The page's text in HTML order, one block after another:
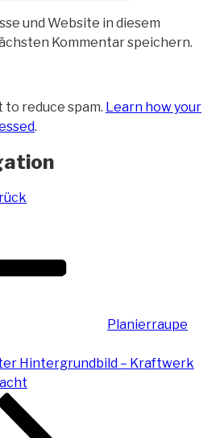
und Website in diesem
Kommentar speichern.
to reduce spam. Learn how your
.
Planierraupe
Hintergrundbild – Kraftwerk